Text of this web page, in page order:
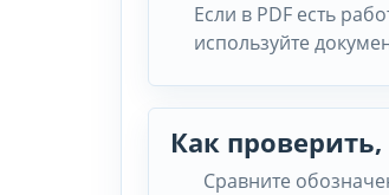
Если в PDF есть
используйте
Как
Сравните